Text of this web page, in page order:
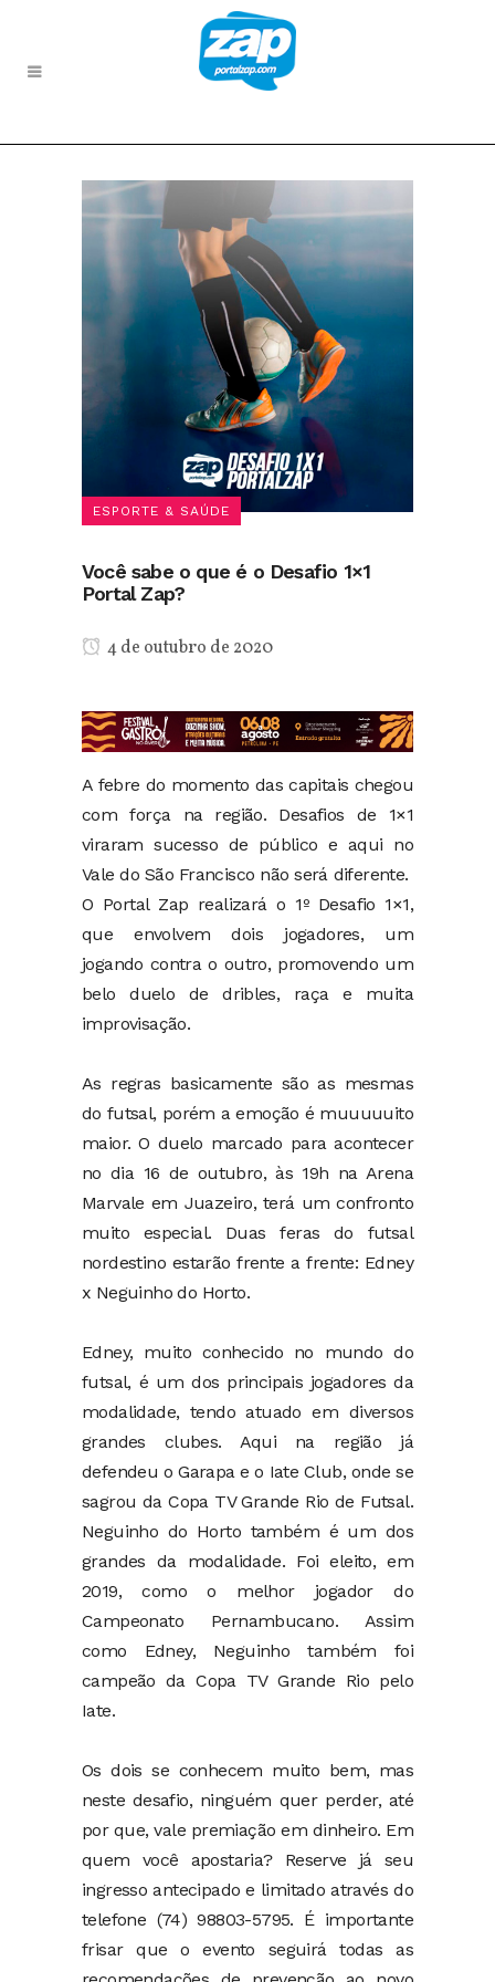
ESPORTE & SAÚDE
Você sabe o que é o Desafio 1×1
Portal Zap?
4 de outubro de 2020
A febre do momento das capitais chegou
com força na região. Desafios de 1×1
viraram sucesso de público e aqui no
Vale do São Francisco não será diferente.
O Portal Zap realizará o 1º Desafio 1×1,
que envolvem dois jogadores, um
jogando contra o outro, promovendo um
belo duelo de dribles, raça e muita
improvisação.
As regras basicamente são as mesmas
do futsal, porém a emoção é muuuuuito
maior. O duelo marcado para acontecer
no dia 16 de outubro, às 19h na Arena
Marvale em Juazeiro, terá um confronto
muito especial. Duas feras do futsal
nordestino estarão frente a frente: Edney
x Neguinho do Horto.
Edney, muito conhecido no mundo do
futsal, é um dos principais jogadores da
modalidade, tendo atuado em diversos
grandes clubes. Aqui na região já
defendeu o Garapa e o Iate Club, onde se
sagrou da Copa TV Grande Rio de Futsal.
Neguinho do Horto também é um dos
grandes da modalidade. Foi eleito, em
2019, como o melhor jogador do
Campeonato Pernambucano. Assim
como Edney, Neguinho também foi
campeão da Copa TV Grande Rio pelo
Iate.
Os dois se conhecem muito bem, mas
neste desafio, ninguém quer perder, até
por que, vale premiação em dinheiro. Em
quem você apostaria? Reserve já seu
ingresso antecipado e limitado através do
telefone (74) 98803-5795. É importante
frisar que o evento seguirá todas as